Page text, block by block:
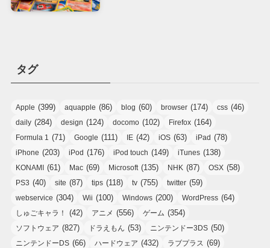
タグ
Apple (399) aquapple (86) blog (60) browser (174) css (46)
daily (284) design (124) docomo (102) Firefox (164)
Formula 1 (71) Google (111) IE (42) iOS (63) iPad (78)
iPhone (203) iPod (176) iPod touch (149) iTunes (138)
KONAMI (61) Mac (69) Microsoft (135) NHK (87) OSX (58)
PS3 (40) site (87) tips (118) tv (755) twitter (59)
webservice (304) Wii (100) Windows (200) WordPress (64)
しゅごキャラ！ (42) アニメ (556) ゲーム (354)
ソフトウェア (827) ドラえもん (53) ニンテンドー3DS (50)
ニンテンドーDS (66) ハードウェア (432) ラブプラス (69)